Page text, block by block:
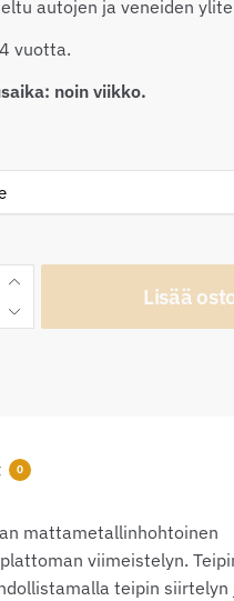
autojen ja veneiden
4 vuotta.
noin viikko.
Lisää
0
mattametallinhohtoinen
viimeistelyn.
teipin siirtelyn